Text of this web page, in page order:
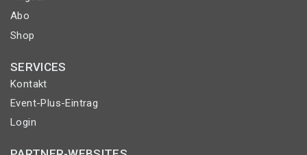
Abo
Shop
SERVICES
Kontakt
Event-Plus-Eintrag
Login